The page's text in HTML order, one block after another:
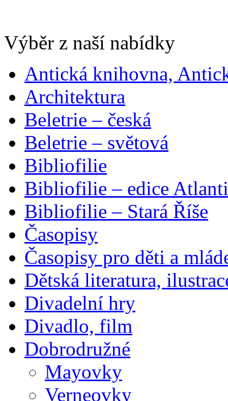
Výběr z naší nabídky
Antická knihovna,
Architektura
Beletrie – česká
Beletrie – světová
Bibliofilie
Bibliofilie – edice
Bibliofilie – Stará Říše
Časopisy
Časopisy pro děti a
Dětská literatura,
Divadelní hry
Divadlo, film
Dobrodružné
Mayovky
Verneovky